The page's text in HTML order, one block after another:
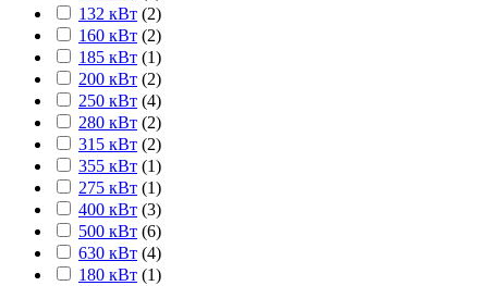
132 кВт (2)
160 кВт (2)
185 кВт (1)
200 кВт (2)
250 кВт (4)
280 кВт (2)
315 кВт (2)
355 кВт (1)
275 кВт (1)
400 кВт (3)
500 кВт (6)
630 кВт (4)
180 кВт (1)